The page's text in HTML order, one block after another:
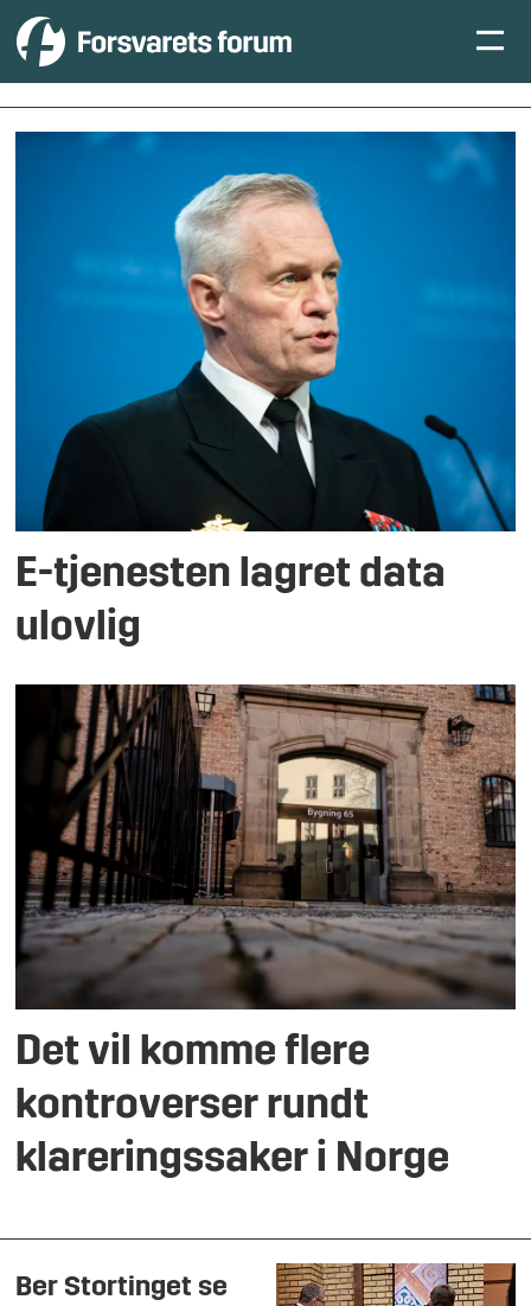
Tag:
utvalget
E-tjenesten lagret data
ulovlig
Det vil komme flere
kontroverser rundt
klareringssaker i Norge
Ber Stortinget se